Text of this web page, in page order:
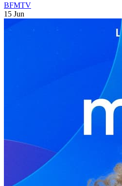
BFMTV
15 Jun